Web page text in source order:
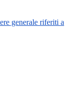
generale riferiti a